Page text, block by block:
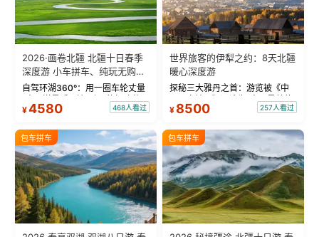
2026·画卷北疆 北疆十日春季
深度游 小车拼车、纯玩无购
物！
自驾环湖360°：用一圈车轮丈量
“大西洋最后一滴眼泪”的极致蔚
蓝。 赛湖旅拍：甄选多款风格服
绝美瞬间。 赛湖坦克300跟车视
频：专业摄影师...
¥4580 468人看过
世界旅客的伊犁之约：8天北疆
暖心深度游
探秘三大雅丹之首：游览被《中
国国家地理》评选为“中国最美的
三大雅丹”第一名的克拉玛依魔鬼
瓦人最大村落——禾木村，欣赏
晨雾与小木...
¥ 8500 257人看过
包车拼车 包车拼车